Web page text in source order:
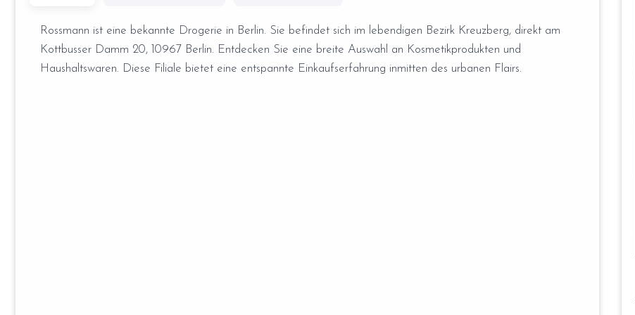
Rossmann ist eine bekannte Drogerie in Berlin. Sie befindet sich im lebendigen Bezirk Kreuzberg, direkt am
Kottbusser Damm 20, 10967 Berlin. Entdecken Sie eine breite Auswahl an Kosmetikprodukten und
Haushaltswaren. Diese Filiale bietet eine entspannte Einkaufserfahrung inmitten des urbanen Flairs.